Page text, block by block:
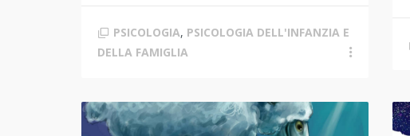
PSICOLOGIA, PSICOLOGIA DELL'INFANZIA E
DELLA FAMIGLIA